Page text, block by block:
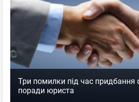
Три помилки під час
поради юриста